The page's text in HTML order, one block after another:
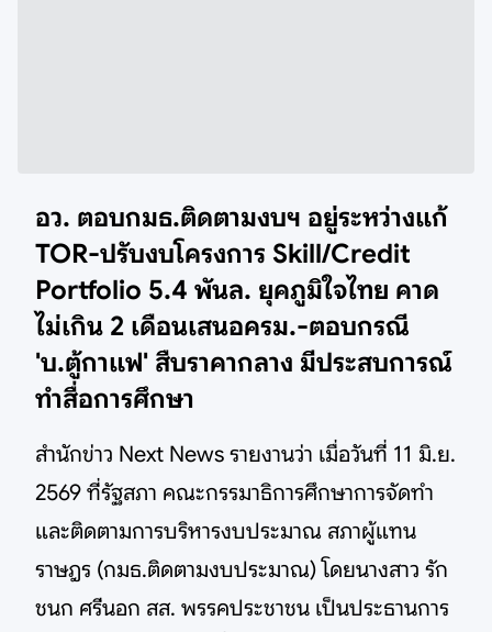
อว. ตอบกมธ.ติดตามงบฯ อยู่ระหว่างแก้
TOR-ปรับงบโครงการ Skill/Credit
Portfolio 5.4 พันล. ยุคภูมิใจไทย คาด
ไม่เกิน 2 เดือนเสนอครม.-ตอบกรณี
'บ.ตู้กาแฟ' สืบราคากลาง มีประสบการณ์
ทำสื่อการศึกษา
สำนักข่าว Next News รายงานว่า เมื่อวันที่ 11 มิ.ย.
2569 ที่รัฐสภา คณะกรรมาธิการศึกษาการจัดทำ
และติดตามการบริหารงบประมาณ สภาผู้แทน
ราษฎร (กมธ.ติดตามงบประมาณ) โดยนางสาว รัก
ชนก ศรีนอก สส. พรรคประชาชน เป็นประธานการ